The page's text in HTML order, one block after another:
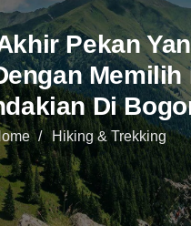
Pekan
Memilih
Di
Hiking & Trekking